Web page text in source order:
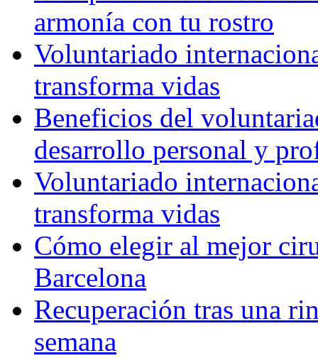
armonía con tu rostro
Voluntariado
transforma vidas
Beneficios del
desarrollo personal y
Voluntariado
transforma vidas
Cómo elegir al mejor
Barcelona
Recuperación tras una
semana